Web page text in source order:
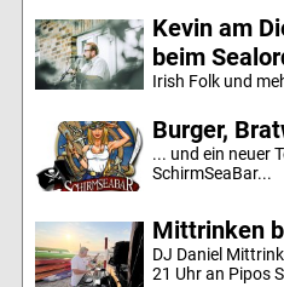
Kevin am
beim
Irish Folk und
Burger,
... und ein neuer
SchirmSeaBar...
Mittrinken
DJ Daniel
21 Uhr an Pipos